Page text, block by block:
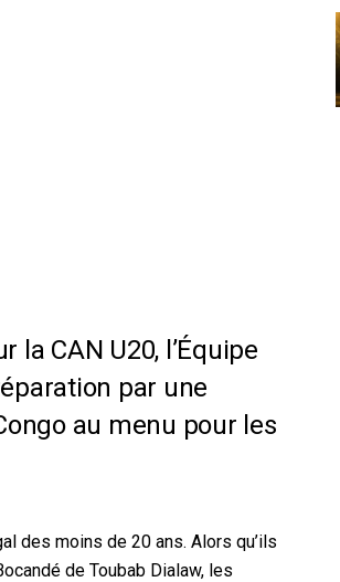
CAN U20, l’Équipe
par une
au menu pour les
des moins de 20 ans. Alors qu’ils
de Toubab Dialaw, les